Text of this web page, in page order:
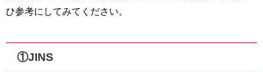
ひ参考にしてみてください。
①JINS